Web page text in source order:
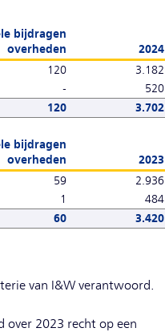
bijdragen
overheden
2024
120
3.182
-
520
120 3.702
bijdragen
overheden
2023
59
2.936
1
484
60 3.420
van I&W verantwoord.
over 2023 recht op een